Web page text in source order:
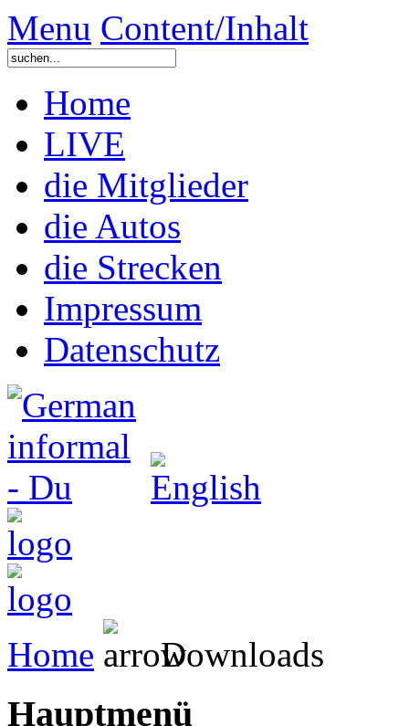
Menu Content/Inhalt
Home
LIVE
die Mitglieder
die Autos
die Strecken
Impressum
Datenschutz
Home Downloads
Hauptmenü